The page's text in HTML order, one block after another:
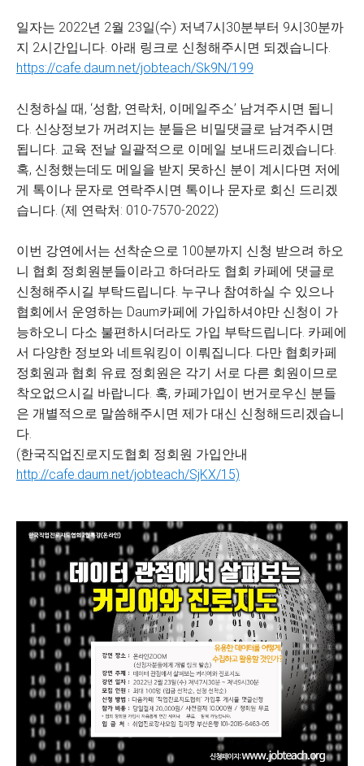
일자는 2022년 2월 23일(수) 저녁7시30분부터 9시30분까
지 2시간입니다. 아래 링크로 신청해주시면 되겠습니다.
https://cafe.daum.net/jobteach/Sk9N/199
신청하실 때, ‘성함, 연락처, 이메일주소’ 남겨주시면 됩니
다. 신상정보가 꺼려지는 분들은 비밀댓글로 남겨주시면
됩니다. 교육 전날 일괄적으로 이메일 보내드리겠습니다.
혹, 신청했는데도 메일을 받지 못하신 분이 계시다면 저에
게 톡이나 문자로 연락주시면 톡이나 문자로 회신 드리겠
습니다. (제 연락처: 010-7570-2022)
이번 강연에서는 선착순으로 100분까지 신청 받으려 하오
니 협회 정회원분들이라고 하더라도 협회 카페에 댓글로
신청해주시길 부탁드립니다. 누구나 참여하실 수 있으나
협회에서 운영하는 Daum카페에 가입하셔야만 신청이 가
능하오니 다소 불편하시더라도 가입 부탁드립니다. 카페에
서 다양한 정보와 네트워킹이 이뤄집니다. 다만 협회카페
정회원과 협회 유료 정회원은 각기 서로 다른 회원이므로
착오없으시길 바랍니다. 혹, 카페가입이 번거로우신 분들
은 개별적으로 말씀해주시면 제가 대신 신청해드리겠습니
다.
(한국직업진로지도협회 정회원 가입안내
http://cafe.daum.net/jobteach/SjKX/15)